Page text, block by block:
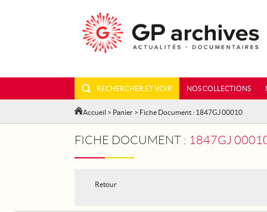
RECHERCHER ET VOIR NOS COLLECTIONS
Accueil > Panier > Fiche Document : 1847GJ 00010
FICHE DOCUMENT : 1847GJ 00010 -
Retour